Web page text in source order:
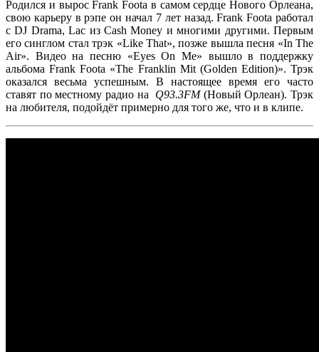
Родился и выросFrank Foota в самом сердце Нового Орлеана,
свою карьеру в рэпе он начал 7 лет назад.Frank Foota работал
сDJ Drama, Lac изCash Money и многими другими. Первым
его синглом стал трэк «Like That», позже вышла песня «In The
Air». Видео на песню «Eyes On Me» вышло в поддержку
альбомаFrank Foota «The Franklin Mit (Golden Edition)». Трэк
оказался весьма успешным. В настоящее время его часто
ставят по местному радио на Q93.3FM(Новый Орлеан). Трэк
на любителя, подойдёт примерно для того же, что и в клипе.